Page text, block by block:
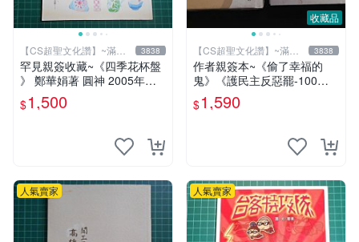
【CS超聖文化讚】~滿千
元送運
3838
罕見親簽收藏~《四季花杯盤
》 鄭華娟著 圓神 2005年初
版【CS超聖文化2讚】
$1,500
收藏品
【CS超聖文化讚】~滿千
元送運
3838
作者親簽本~《偷了幸福的
鬼》《護民主反惡罷-100萬
步走大安》二本合售 羅智強
著 精裝小冊【CS超聖文化
$1,590
人氣賣家 人氣賣家